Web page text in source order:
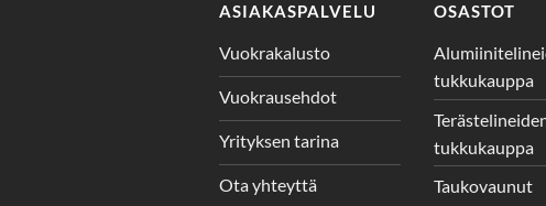
ASIAKASPALVELU
Vuokrakalusto
Vuokrausehdot
Yrityksen tarina
Ota yhteyttä
OSASTOT
tukkukauppa
tukkukauppa
Taukovaunut